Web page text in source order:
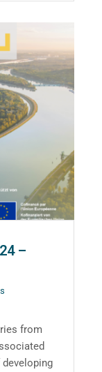
–
from